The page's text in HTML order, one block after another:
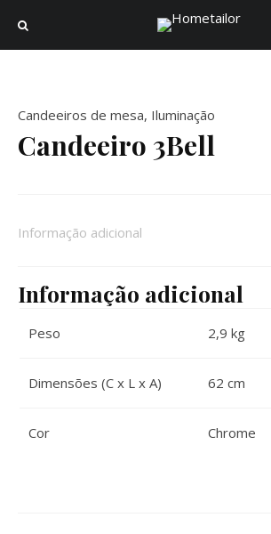
Candeeiros de mesa, Iluminação
Candeeiro 3Bell
Informação adicional
Informação adicional
Peso 2,9 kg
Dimensões (C x L x A) 62 cm
Cor Chrome